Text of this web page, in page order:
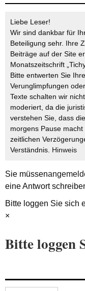
Liebe Leser!
Wir sind dankbar für
Beteiligung sehr. Ihre
Beiträge auf der Site
Monatszeitschrift
Bitte entwerten Sie
Verunglimpfungen
Texte schalten wir
moderiert, da die
verstehen Sie, dass
morgens Pause
zeitlichen
Verständnis. Hinweis
Sie müssen
eine Antwort
Bitte loggen Sie sich
×
Bitte loggen